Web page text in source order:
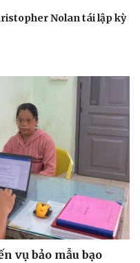
nghiệm
Nolan tái lập kỳ
vụ bảo mẫu bạo